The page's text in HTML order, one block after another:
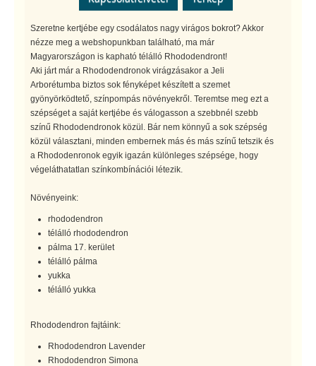
Szeretne kertjébe egy csodálatos nagy virágos bokrot? Akkor
nézze meg a webshopunkban található, ma már
Magyarországon is kapható télálló Rhododendront!
Aki járt már a Rhododendronok virágzásakor a Jeli
Arborétumba biztos sok fényképet készített a szemet
gyönyörködtető, színpompás növényekről. Teremtse meg ezt a
szépséget a saját kertjébe és válogasson a szebbnél szebb
színű Rhododendronok közül. Bár nem könnyű a sok szépség
közül választani, minden embernek más és más színű tetszik és
a Rhododenronok egyik igazán különleges szépsége, hogy
végeláthatatlan színkombínációi létezik.
Növényeink:
rhododendron
télálló rhododendron
pálma 17. kerület
télálló pálma
yukka
télálló yukka
Rhododendron fajtáink:
Rhododendron Lavender
Rhododendron Simona